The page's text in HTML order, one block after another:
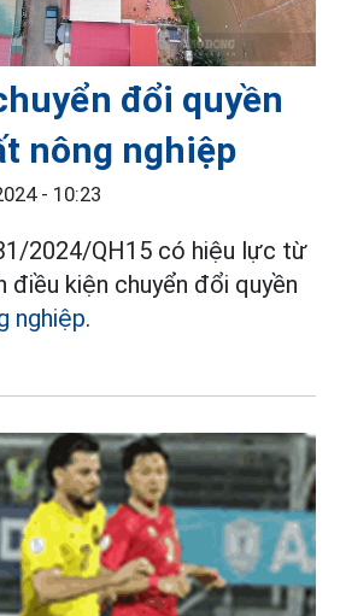
đổi quyền
nông nghiệp
- 10:23
2024/QH15 có hiệu lực từ
điều kiện chuyển đổi quyền
nghiệp.